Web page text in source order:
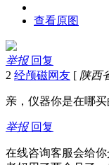
查看原图
举报 回复
2 经颅磁网友 [ 陕西
亲，仪器你是在哪
举报 回复
在线咨询客服会给